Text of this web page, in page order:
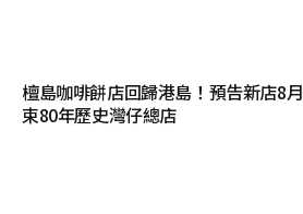
檀島咖啡餅店回歸港島！預告新店8
束80年歷史灣仔總店